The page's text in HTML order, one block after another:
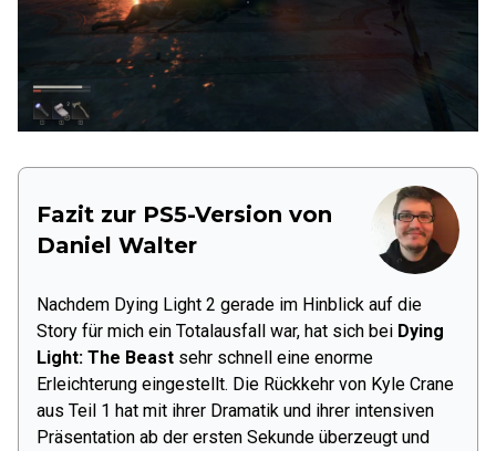
Fazit zur PS5-Version von
Daniel Walter
Nachdem Dying Light 2 gerade im Hinblick auf die
Story für mich ein Totalausfall war, hat sich bei Dying
Light: The Beast sehr schnell eine enorme
Erleichterung eingestellt. Die Rückkehr von Kyle Crane
aus Teil 1 hat mit ihrer Dramatik und ihrer intensiven
Präsentation ab der ersten Sekunde überzeugt und